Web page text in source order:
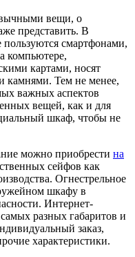
вещи, о
представить. В
смартфонами,
компьютере,
картами, носят
камнями. Тем не менее,
важных аспектов
вещей, как и для
шкаф, чтобы не
можно приобрести на
сейфов как
Огнестрельное
шкафу в
Интернет-
разных габаритов и
заказ,
характеристики.